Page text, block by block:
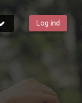
Log ind